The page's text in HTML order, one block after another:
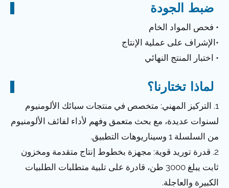
ضبط الجودة
• فحص المواد الخام
•الإشراف على عملية الإنتاج
• اختبار المنتج النهائي
لماذا تختارنا؟
1. التركيز المهني: متخصص في منتجات سبائك الألومنيوم
لسنوات عديدة، مع بحث متعمق وفهم لأداء لفائف الألومنيوم
من السلسلة 1 وسيناريوهات التطبيق.
2. قدرة توريد قوية: مجهزة بخطوط إنتاج متقدمة ومخزون
ثابت يبلغ 3000 طن، قادرة على تلبية متطلبات الطلبيات
الكبيرة والعاجلة.